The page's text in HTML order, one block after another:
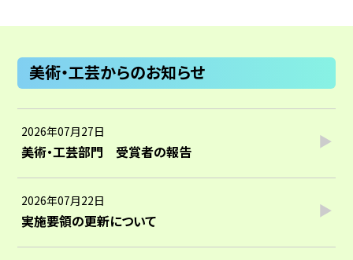
美術・工芸からのお知らせ
2026年07月27日
美術・工芸部門 受賞者の報告
2026年07月22日
実施要領の更新について